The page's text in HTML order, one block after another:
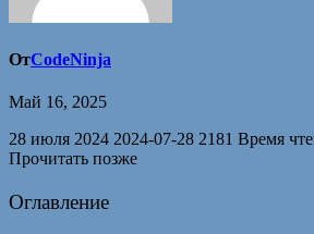
ОтCodeNinja
Май 16, 2025
28 июля 2024 2024-07-28 2181 Время
Прочитать позже
Оглавление